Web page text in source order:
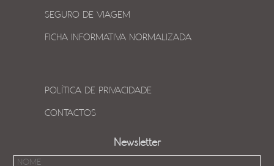
SEGURO DE VIAGEM
FICHA INFORMATIVA NORMALIZADA
POLÍTICA DE PRIVACIDADE
CONTACTOS
Newsletter